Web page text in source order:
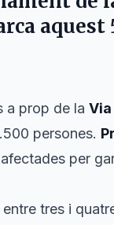
aquest
a prop de la
persones.
per
tres i